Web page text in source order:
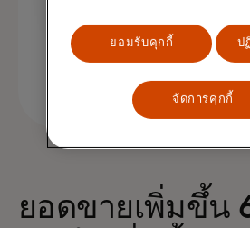
ยอดขายเพิ่มขึ้น
ยอมรับคุกกี้ ป
จัดการคุกกี้